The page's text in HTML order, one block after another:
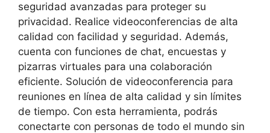
seguridad avanzadas para proteger su
privacidad. Realice videoconferencias de alta
calidad con facilidad y seguridad. Además,
cuenta con funciones de chat, encuestas y
pizarras virtuales para una colaboración
eficiente. Solución de videoconferencia para
reuniones en línea de alta calidad y sin límites
de tiempo. Con esta herramienta, podrás
conectarte con personas de todo el mundo sin